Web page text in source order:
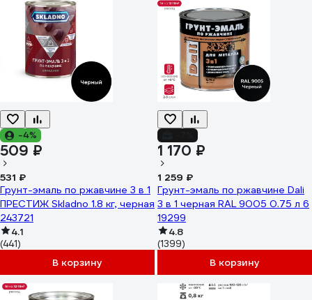
-4%
509 ₽
531 ₽
Грунт-эмаль по ржавчине 3 в 1
ПРЕСТИЖ Skladno 1.8 кг, черная
243721
4.1
(441)
В корзину
1 170 ₽
1 259 ₽
Грунт-эмаль по ржавчине Dali
3 в 1 черная RAL 9005 0.75 л 6
19299
4.8
(1399)
В корзину